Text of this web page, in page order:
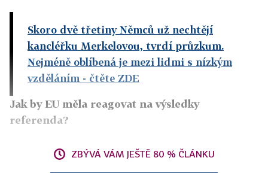
Skoro dvě třetiny Němců už nechtějí
kancléřku Merkelovou, tvrdí průzkum.
Nejméně oblíbená je mezi lidmi s nízkým
vzděláním - čtěte ZDE
Jak by EU měla reagovat na výsledky
referenda?
ZBÝVÁ VÁM JEŠTĚ 80 % ČLÁNKU